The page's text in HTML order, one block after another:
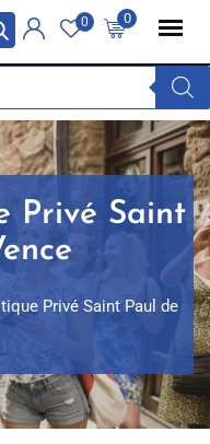
0
0
Privé Saint
Privé Saint Paul de